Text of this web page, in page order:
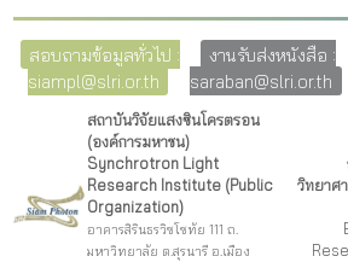
สอบถามข้อมูลทั่วไป :
siampl@slri.or.th
งานรับส่งหนังสือ :
saraban@slri.or.th
สถาบันวิจัยแสงซินโครตรอน
(องค์การมหาชน)
Synchrotron Light
Research Institute (Public
Organization)
อาคารสิรินธรวิชโชทัย 111 ถ.
มหาวิทยาลัย ต.สุรนารี อ.เมือง
วิทยาศ